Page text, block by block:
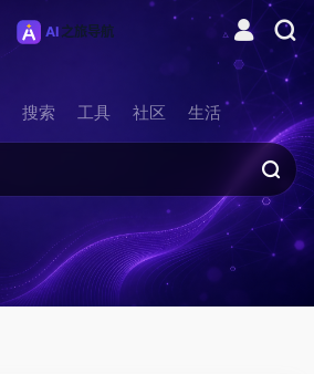
搜索 工具 社区 生活